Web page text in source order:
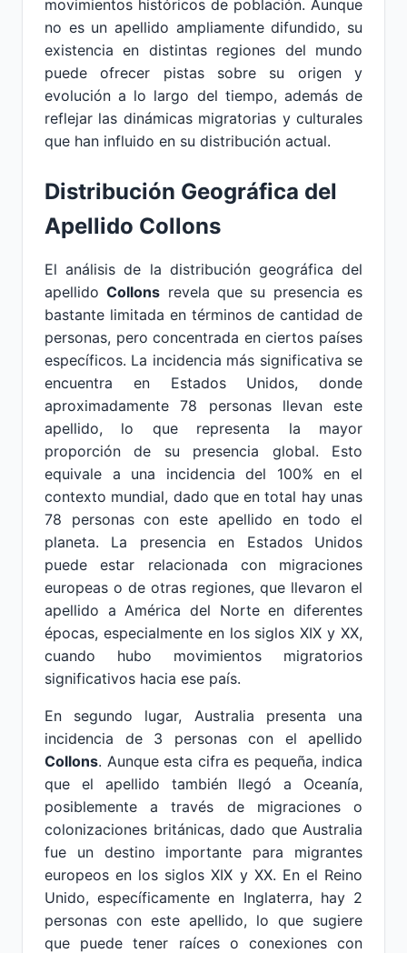
movimientos históricos de población. Aunque
no es un apellido ampliamente difundido, su
existencia en distintas regiones del mundo
puede ofrecer pistas sobre su origen y
evolución a lo largo del tiempo, además de
reflejar las dinámicas migratorias y culturales
que han influido en su distribución actual.
Distribución Geográfica del
Apellido Collons
El análisis de la distribución geográfica del
apellidoCollons revela que su presencia es
bastante limitada en términos de cantidad de
personas, pero concentrada en ciertos países
específicos. La incidencia más significativa se
encuentra en Estados Unidos, donde
aproximadamente 78 personas llevan este
apellido, lo que representa la mayor
proporción de su presencia global. Esto
equivale a una incidencia del 100% en el
contexto mundial, dado que en total hay unas
78 personas con este apellido en todo el
planeta. La presencia en Estados Unidos
puede estar relacionada con migraciones
europeas o de otras regiones, que llevaron el
apellido a América del Norte en diferentes
épocas, especialmente en los siglos XIX y XX,
cuando hubo movimientos migratorios
significativos hacia ese país.
En segundo lugar, Australia presenta una
incidencia de 3 personas con el apellido
Collons. Aunque esta cifra es pequeña, indica
que el apellido también llegó a Oceanía,
posiblemente a través de migraciones o
colonizaciones británicas, dado que Australia
fue un destino importante para migrantes
europeos en los siglos XIX y XX. En el Reino
Unido, específicamente en Inglaterra, hay 2
personas con este apellido, lo que sugiere
que puede tener raíces o conexiones con